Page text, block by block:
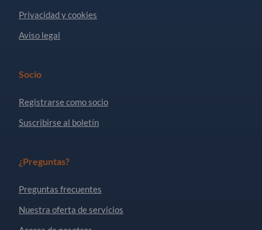
Privacidad y cookies
Aviso legal
Socio
Registrarse como socio
Suscribirse al boletín
¿Preguntas?
Preguntas frecuentes
Nuestra oferta de servicios